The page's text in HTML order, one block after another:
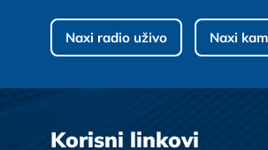
Naxi radio uživo Naxi
Korisni linkovi